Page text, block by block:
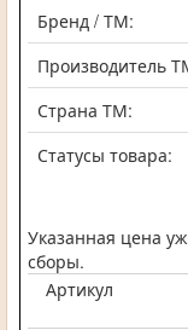
Бренд / ТМ:
Производитель
Страна ТМ:
Статусы товара:
Указанная цена
сборы.
Артикул